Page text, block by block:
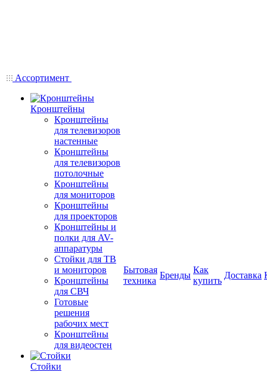
Ассортимент
Кронштейны
Кронштейны
для телевизоров
настенные
Кронштейны
для телевизоров
потолочные
Кронштейны
для мониторов
Кронштейны
для проекторов
Кронштейны и
полки для AV-
аппаратуры
Стойки для ТВ
и мониторов
Кронштейны
для СВЧ
Готовые
решения
рабочих мест
Кронштейны
для видеостен
Стойки
Бытовая
техника
Бренды
Как
купить
Доставка